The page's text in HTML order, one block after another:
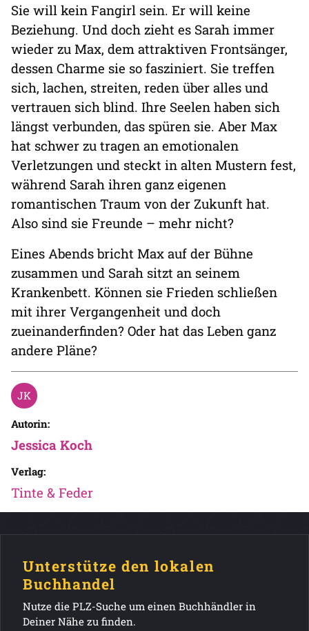
Sie will kein Fangirl sein. Er will keine
Beziehung. Und doch zieht es Sarah immer
wieder zu Max, dem attraktiven Frontsänger,
dessen Charme sie so fasziniert. Sie treffen
sich, lachen, streiten, reden über alles und
vertrauen sich blind. Ihre Seelen haben sich
längst verbunden, das spüren sie. Aber Max
hat schwer zu tragen an emotionalen
Verletzungen und steckt in alten Mustern fest,
während Sarah ihren ganz eigenen
romantischen Traum von der Zukunft hat.
Also sind sie Freunde – mehr nicht?
Eines Abends bricht Max auf der Bühne
zusammen und Sarah sitzt an seinem
Krankenbett. Können sie Frieden schließen
mit ihrer Vergangenheit und doch
zueinanderfinden? Oder hat das Leben ganz
andere Pläne?
Autorin:
Jessica Koch
Verlag:
Tinte & Feder
Unterstütze den lokalen
Buchhandel
Nutze die PLZ-Suche um einen Buchhändler in
Deiner Nähe zu finden.